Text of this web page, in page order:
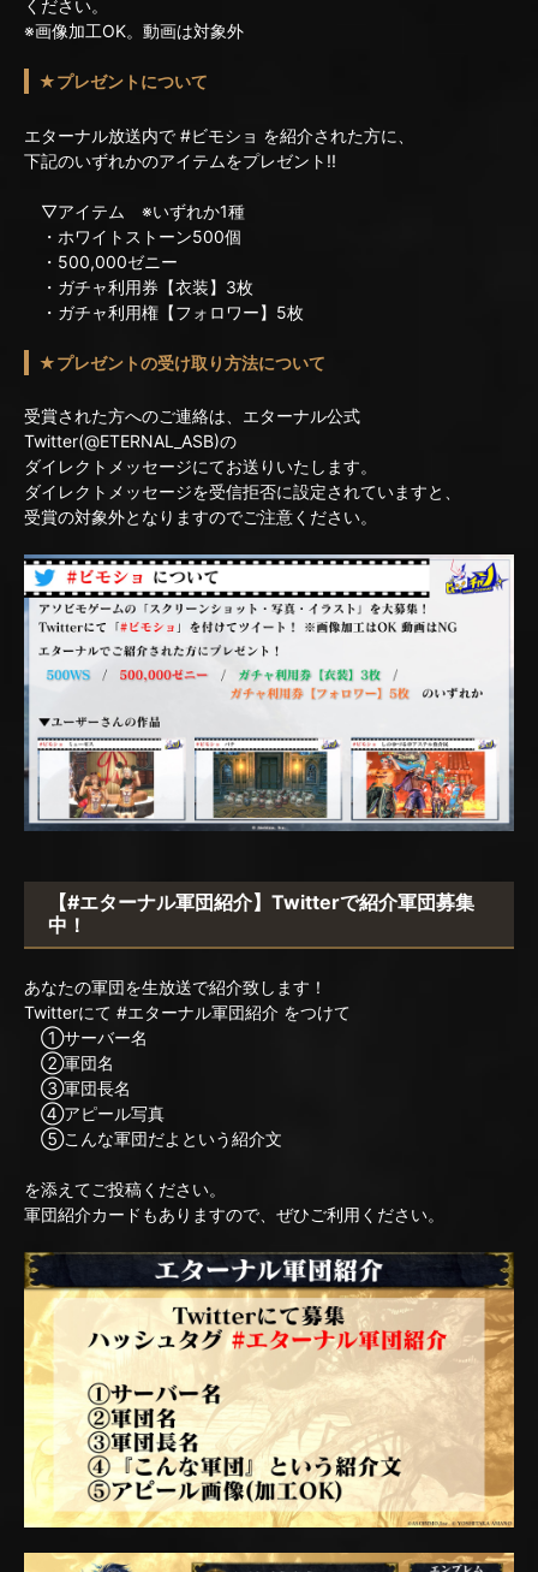
ください。
※画像加工OK。動画は対象外
★プレゼントについて
エターナル放送内で #ビモショ を紹介された方に、
下記のいずれかのアイテムをプレゼント!!
▽アイテム ※いずれか1種
・ホワイトストーン500個
・500,000ゼニー
・ガチャ利用券【衣装】3枚
・ガチャ利用権【フォロワー】5枚
★プレゼントの受け取り方法について
受賞された方へのご連絡は、エターナル公式
Twitter(@ETERNAL_ASB)の
ダイレクトメッセージにてお送りいたします。
ダイレクトメッセージを受信拒否に設定されていますと、
受賞の対象外となりますのでご注意ください。
【#エターナル軍団紹介】Twitterで紹介軍団募集
中！
あなたの軍団を生放送で紹介致します！
Twitterにて #エターナル軍団紹介 をつけて
①サーバー名
②軍団名
③軍団長名
④アピール写真
⑤こんな軍団だよという紹介文
を添えてご投稿ください。
軍団紹介カードもありますので、ぜひご利用ください。